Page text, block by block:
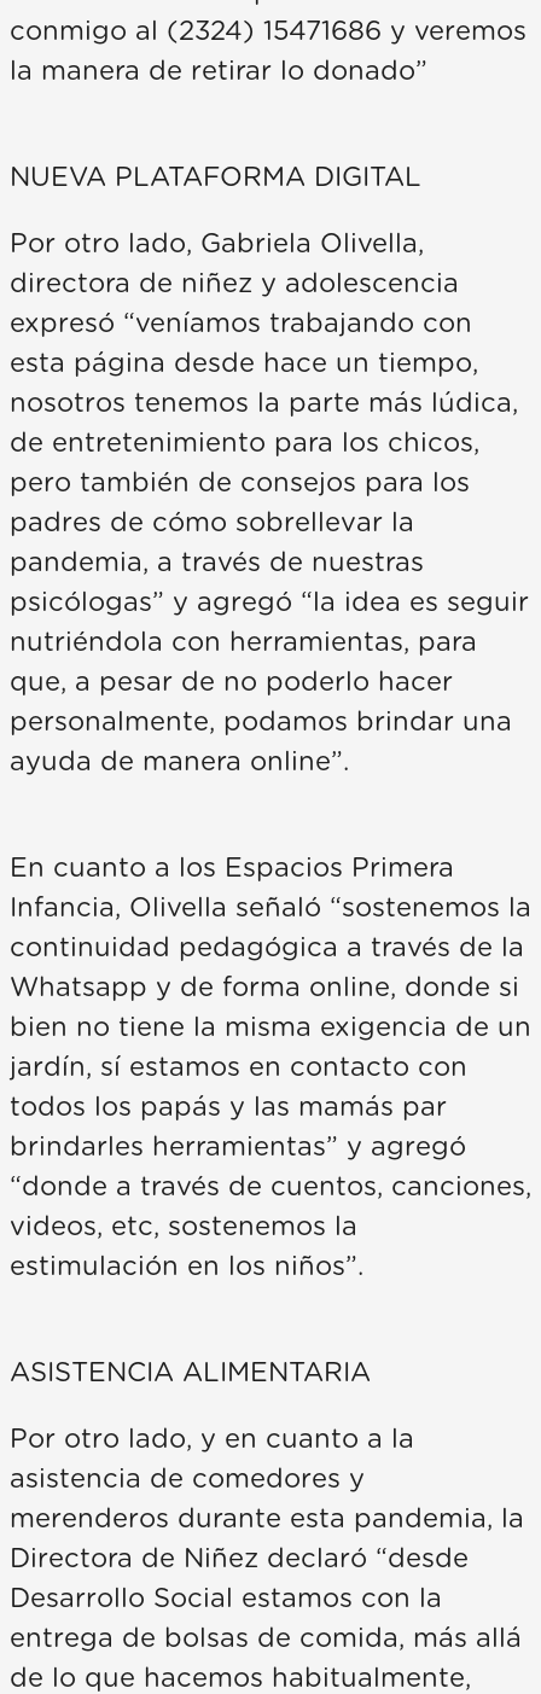
conmigo al (2324) 15471686 y veremos
la manera de retirar lo donado”
NUEVA PLATAFORMA DIGITAL
Por otro lado, Gabriela Olivella,
directora de niñez y adolescencia
expresó “veníamos trabajando con
esta página desde hace un tiempo,
nosotros tenemos la parte más lúdica,
de entretenimiento para los chicos,
pero también de consejos para los
padres de cómo sobrellevar la
pandemia, a través de nuestras
psicólogas” y agregó “la idea es seguir
nutriéndola con herramientas, para
que, a pesar de no poderlo hacer
personalmente, podamos brindar una
ayuda de manera online”.
En cuanto a los Espacios Primera
Infancia, Olivella señaló “sostenemos la
continuidad pedagógica a través de la
Whatsapp y de forma online, donde si
bien no tiene la misma exigencia de un
jardín, sí estamos en contacto con
todos los papás y las mamás par
brindarles herramientas” y agregó
“donde a través de cuentos, canciones,
videos, etc, sostenemos la
estimulación en los niños”.
ASISTENCIA ALIMENTARIA
Por otro lado, y en cuanto a la
asistencia de comedores y
merenderos durante esta pandemia, la
Directora de Niñez declaró “desde
Desarrollo Social estamos con la
entrega de bolsas de comida, más allá
de lo que hacemos habitualmente,